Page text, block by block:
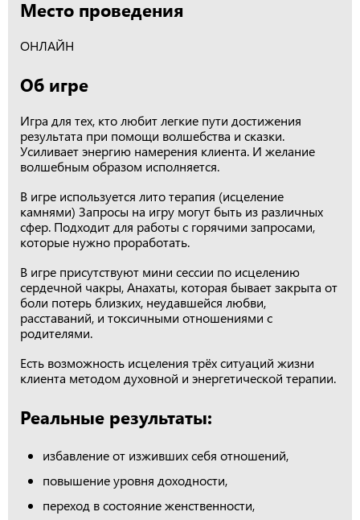
Место проведения
ОНЛАЙН
Об игре
Игра для тех, кто любит легкие пути достижения
результата при помощи волшебства и сказки.
Усиливает энергию намерения клиента. И желание
волшебным образом исполняется.
В игре используется лито терапия (исцеление
камнями) Запросы на игру могут быть из различных
сфер. Подходит для работы с горячими запросами,
которые нужно проработать.
В игре присутствуют мини сессии по исцелению
сердечной чакры, Анахаты, которая бывает закрыта от
боли потерь близких, неудавшейся любви,
расставаний, и токсичными отношениями с
родителями.
Есть возможность исцеления трёх ситуаций жизни
клиента методом духовной и энергетической терапии.
Реальные результаты:
избавление от изживших себя отношений,
повышение уровня доходности,
переход в состояние женственности,